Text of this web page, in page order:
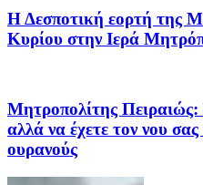
Η Δεσποτική εορτή της
Κυρίου στην Ιερά
Μητροπολίτης
αλλά να έχετε τον νου
ουρανούς